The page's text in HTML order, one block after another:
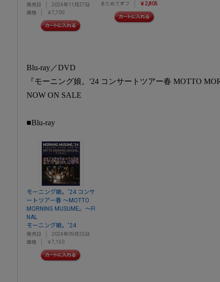
発売日
2024年11月27日
価格
￥7,700
まとめてオフ
￥2,805
Blu-ray／DVD
『モーニング娘。'24 コンサートツアー春 MOTTO
NOW ON SALE
■Blu-ray
モーニング娘。'24 コンサ
ートツアー春 ～MOTTO
MORNING MUSUME。～FI
NAL
モーニング娘。'24
発売日
2024年09月25日
価格
￥7,150